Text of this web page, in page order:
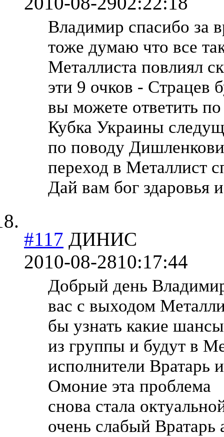
Владимир спасибо за
тоже думаю что все
Металлиста повлиял
эти 9 очков - Страцев
вы можете ответить
Кубка Украины
по поводу
переход в Металлист
Дай вам бог здаровья
#117 ДИНИС
2010-08-2810:17:44
Добрый день
вас с выходом
бы узнать какие
из группы и будут в
исполнители Вратарь
Омоние эта проблема
снова стала
очень слабый Вратарь